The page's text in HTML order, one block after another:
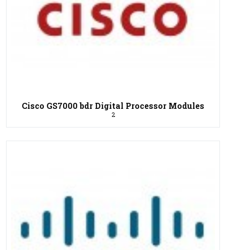
Cisco GS7000 bdr Digital Processor Modules
2